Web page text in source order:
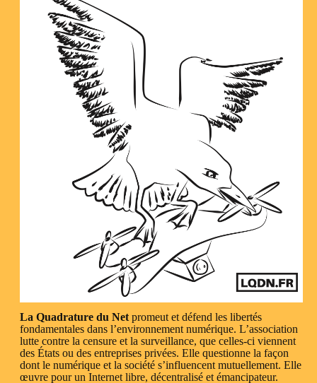
La Quadrature du Net promeut et défend les libertés
fondamentales dans l’environnement numérique. L’association
lutte contre la censure et la surveillance, que celles-ci viennent
des États ou des entreprises privées. Elle questionne la façon
dont le numérique et la société s’influencent mutuellement. Elle
œuvre pour un Internet libre, décentralisé et émancipateur.